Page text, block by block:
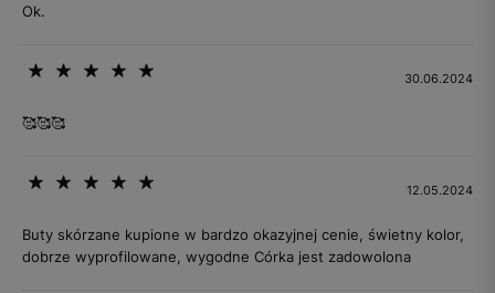
Ok.
30.06.2024
🥰🥰🥰
12.05.2024
Buty skórzane kupione w bardzo okazyjnej cenie, świetny kolor,
dobrze wyprofilowane, wygodne Córka jest zadowolona